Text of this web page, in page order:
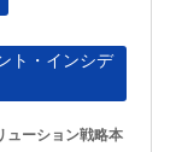
ト・インシデ
ューション戦略本